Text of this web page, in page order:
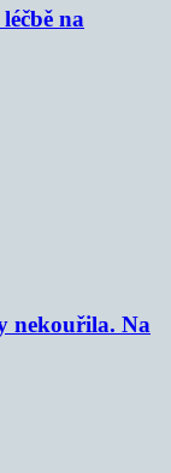
na
nekouřila. Na